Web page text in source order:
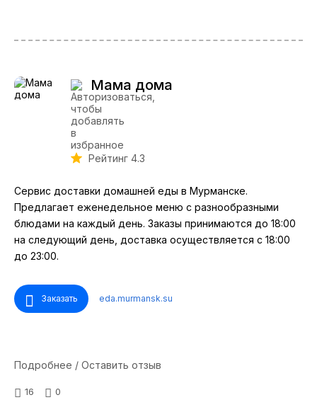
Мама дома
Рейтинг 4.3
Сервис доставки домашней еды в Мурманске.
Предлагает еженедельное меню с разнообразными
блюдами на каждый день. Заказы принимаются до 18:00
на следующий день, доставка осуществляется с 18:00
до 23:00.
Заказать eda.murmansk.su
Подробнее / Оставить отзыв
16 0